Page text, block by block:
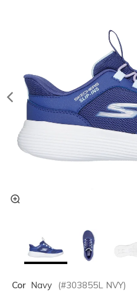
Cor Navy (#303855L NVY)